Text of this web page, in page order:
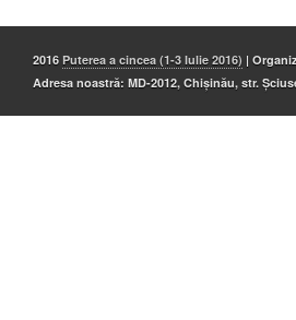
2016 Puterea a cincea (1-3 Iulie 2016) |
Adresa noastră: MD-2012, Chișinău, str.